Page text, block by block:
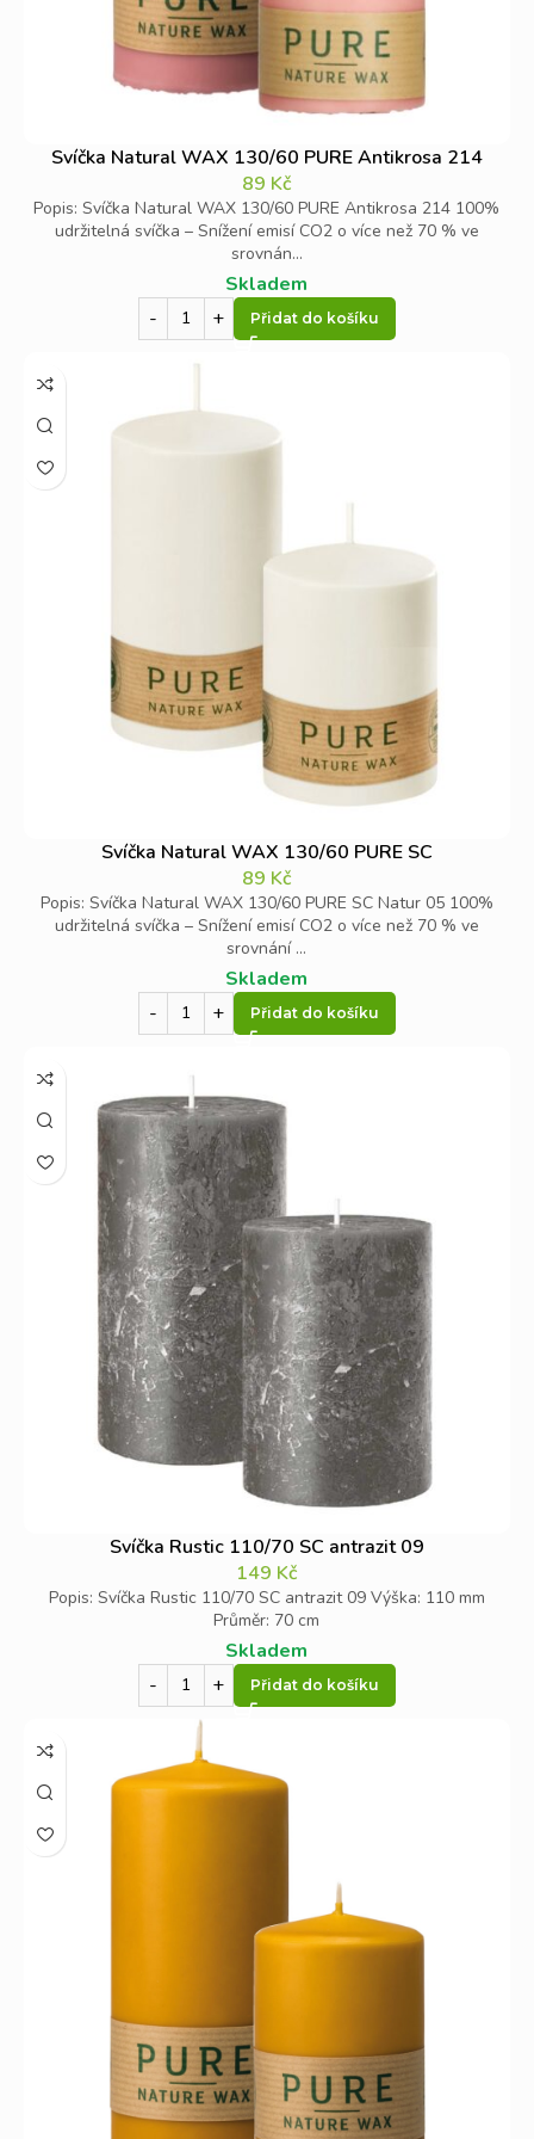
Svíčka Natural WAX 130/60 PURE Antikrosa 214
89 Kč
Popis: Svíčka Natural WAX 130/60 PURE Antikrosa 214 100%
udržitelná svíčka – Snížení emisí CO2 o více než 70 % ve
srovnán...
Skladem
Přidat do košíku
Svíčka Natural WAX 130/60 PURE SC
89 Kč
Popis: Svíčka Natural WAX 130/60 PURE SC Natur 05 100%
udržitelná svíčka – Snížení emisí CO2 o více než 70 % ve
srovnání ...
Skladem
Přidat do košíku
Svíčka Rustic 110/70 SC antrazit 09
149 Kč
Popis: Svíčka Rustic 110/70 SC antrazit 09 Výška: 110 mm
Průměr: 70 cm
Skladem
Přidat do košíku